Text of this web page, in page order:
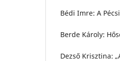
Bédi Imre: A
Berde Károly:
Dezső Krisztina: